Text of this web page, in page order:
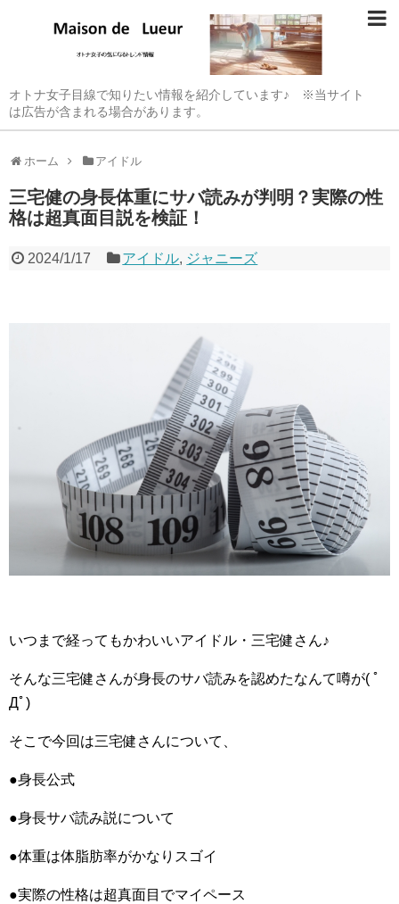
オトナ女子目線で知りたい情報を紹介しています♪ ※当サイト
は広告が含まれる場合があります。
ホーム アイドル
三宅健の身長体重にサバ読みが判明？実際の性
格は超真面目説を検証！
2024/1/17 アイドル, ジャニーズ
いつまで経ってもかわいいアイドル・三宅健さん♪
そんな三宅健さんが身長のサバ読みを認めたなんて噂が( ﾟ
Дﾟ)
そこで今回は三宅健さんについて、
●身長公式
●身長サバ読み説について
●体重は体脂肪率がかなりスゴイ
●実際の性格は超真面目でマイペース